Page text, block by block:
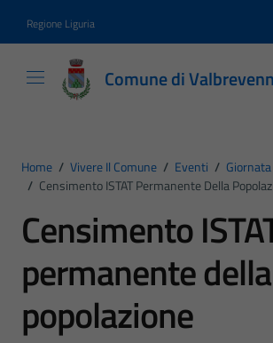
Regione Liguria
Comune di
Home / Vivere Il Comune / Eventi /
/ Censimento ISTAT Permanente Della
Censimento
permanente della
popolazione